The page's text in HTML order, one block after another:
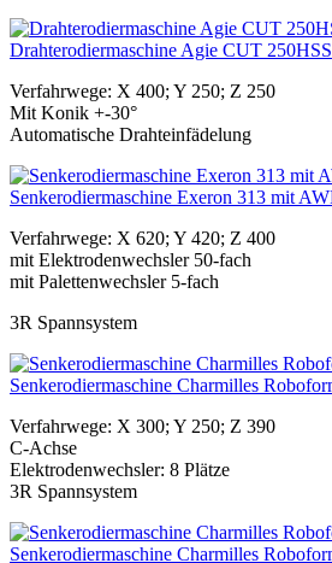
Drahterodiermaschine Agie CUT 250HSS
Verfahrwege: X 400; Y 250; Z 250
Mit Konik +-30°
Automatische Drahteinfädelung
Senkerodiermaschine Exeron 313 mit
Verfahrwege: X 620; Y 420; Z 400
mit Elektrodenwechsler 50-fach
mit Palettenwechsler 5-fach
3R Spannsystem
Senkerodiermaschine Charmilles
Verfahrwege: X 300; Y 250; Z 390
C-Achse
Elektrodenwechsler: 8 Plätze
3R Spannsystem
Senkerodiermaschine Charmilles